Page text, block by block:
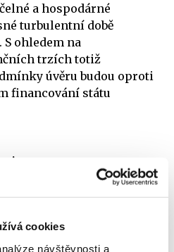
cookies
návštěvnosti a
a hospodárné
turbulentní době
ohledem na
trzích totiž
úvěru budou oproti
financování státu
podpis úvěrové smlouvy